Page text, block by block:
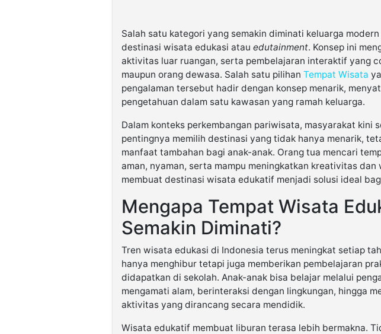
Salah satu kategori yang semakin diminati keluarga
destinasi wisata edukasi atau edutainment. Konsep ini
aktivitas luar ruangan, serta pembelajaran interaktif yang
maupun orang dewasa. Salah satu pilihan Tempat Wisata
pengalaman tersebut hadir dengan konsep menarik,
pengetahuan dalam satu kawasan yang ramah keluarga.
Dalam konteks perkembangan pariwisata, masyarakat kini
pentingnya memilih destinasi yang tidak hanya menarik,
manfaat tambahan bagi anak-anak. Orang tua mencari
aman, nyaman, serta mampu meningkatkan kreativitas dan
membuat destinasi wisata edukatif menjadi solusi ideal
Mengapa Tempat Wisata
Semakin Diminati?
Tren wisata edukasi di Indonesia terus meningkat setiap
hanya menghibur tetapi juga memberikan pembelajaran
didapatkan di sekolah. Anak-anak bisa belajar melalui
mengamati alam, berinteraksi dengan lingkungan, hingga
aktivitas yang dirancang secara mendidik.
Wisata edukatif membuat liburan terasa lebih bermakna.